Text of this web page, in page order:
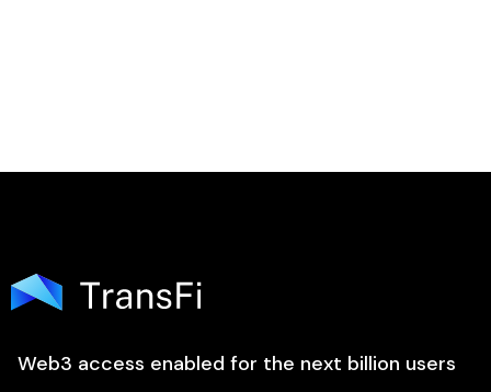
Web3 access enabled for the next billion users